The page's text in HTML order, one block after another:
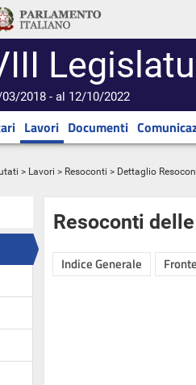
2018 - al 12/10/2022
Lavori Documenti
> Lavori > Resoconti > Dettaglio
Resoconti
Indice Generale